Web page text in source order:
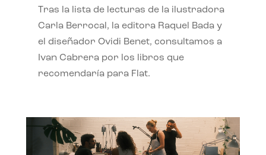
Tras la lista de lecturas de la ilustradora
Carla Berrocal, la editora Raquel Bada y
el diseñador Ovidi Benet, consultamos a
Ivan Cabrera por los libros que
recomendaría para Flat.